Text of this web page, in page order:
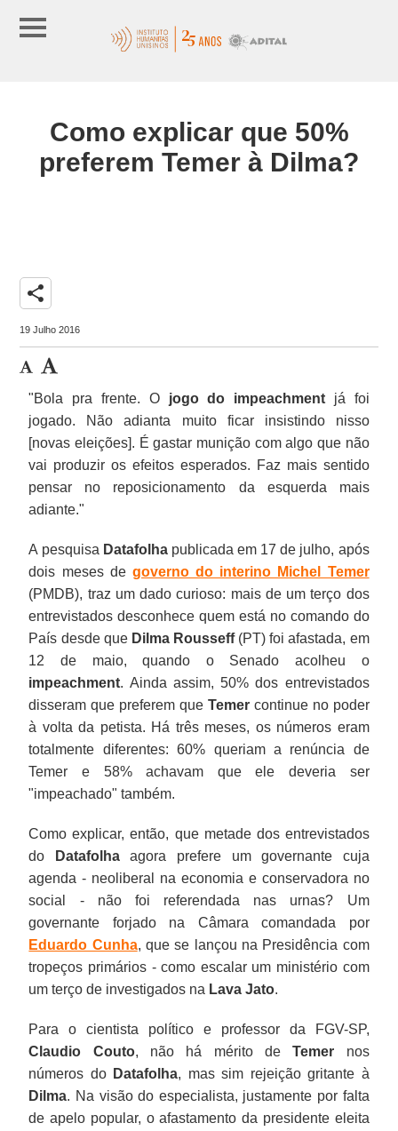
Como explicar que 50%
preferem Temer à Dilma?
share
19 Julho 2016
"Bola pra frente. Ojogo do impeachment já foi
jogado. Não adianta muito ficar insistindo nisso
[novas eleições]. É gastar munição com algo que não
vai produzir os efeitos esperados. Faz mais sentido
pensar no reposicionamento da esquerda mais
adiante."
A pesquisa Datafolhapublicada em 17 de julho, após
dois meses de governo do interino Michel Temer
(PMDB), traz um dado curioso: mais de um terço dos
entrevistados desconhece quem está no comando do
País desde que Dilma Rousseff(PT) foi afastada, em
12 de maio, quando o Senado acolheu o
impeachment. Ainda assim, 50% dos entrevistados
disseram que preferem que Temercontinue no poder
à volta da petista. Há três meses, os números eram
totalmente diferentes: 60% queriam a renúncia de
Temer e 58% achavam que ele deveria ser
"impeachado" também.
Como explicar, então, que metade dos entrevistados
do
Datafolhaagora prefere um governante cuja
agenda - neoliberal na economia e conservadora no
social - não foi referendada nas urnas? Um
governante forjado na Câmara comandada por
Eduardo Cunha, que se lançou na Presidência com
tropeços primários - como escalar um ministério com
um terço de investigados na Lava Jato.
Para o cientista político e professor da FGV-SP,
Claudio Couto, não há mérito deTemer nos
números do Datafolha, mas sim rejeição gritante à
Dilma. Na visão do especialista, justamente por falta
de apelo popular, o afastamento da presidente eleita